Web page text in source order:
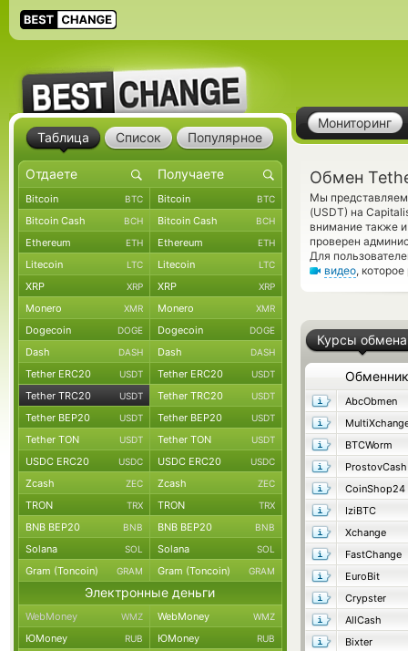
Мониторинг
Обмен
Мы представляем
(USDT) на
внимание также
проверен
Для
видео,
Курсы обмена
Обменник
AbcObmen
BTCWorm
ProstovCash
CoinShop24
IziBTC
Xchange
FastChange
EuroBit
Crypster
AllCash
Bixter
Таблица Список Популярное
Bitcoin BTC Bitcoin BTC
Bitcoin Cash BCH Bitcoin Cash BCH
Ethereum ETH Ethereum ETH
Litecoin LTC Litecoin LTC
XRP XRP XRP XRP
Monero XMR Monero XMR
Dogecoin DOGE Dogecoin DOGE
Dash DASH Dash DASH
Tether ERC20 USDT Tether ERC20 USDT
Tether TRC20 USDT Tether TRC20 USDT
Tether BEP20 USDT Tether BEP20 USDT
Tether TON USDT Tether TON USDT
USDC ERC20 USDC USDC ERC20 USDC
Zcash ZEC Zcash ZEC
TRON TRX TRON TRX
BNB BEP20 BNB BNB BEP20 BNB
Solana SOL Solana SOL
Gram (Toncoin) GRAM Gram (Toncoin) GRAM
Электронные деньги
WebMoney WMZ WebMoney WMZ
ЮMoney RUB ЮMoney RUB